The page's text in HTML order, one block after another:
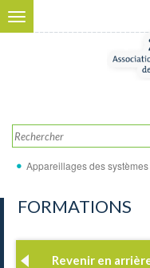
Aller au contenu principal
Toggle
navigation
Appareillages des
FORMATIONS
Revenir en